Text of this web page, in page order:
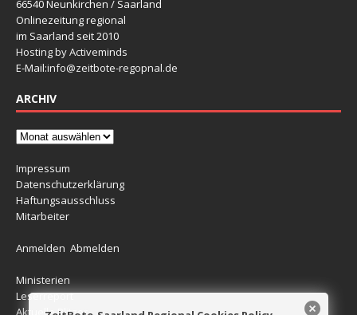
66540 Neunkirchen / Saarland
Onlinezeitung regional
im Saarland seit 2010
Hosting by Activeminds
E-Mail:info@zeitbote-regopnal.de
ARCHIV
Impressum
Datenschutzerklärung
Haftungsausschluss
Mitarbeiter
Anmelden Abmelden
Ministerien
Leserreport
Aktuelle Blitzer